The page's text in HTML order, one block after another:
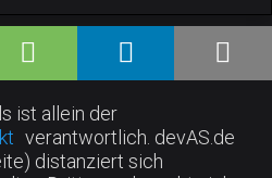
ist allein der
verantwortlich. devAS.de
distanziert sich